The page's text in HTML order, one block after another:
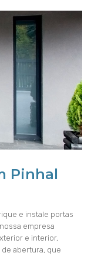
Pinhal
e instale portas
empresa
e interior,
abertura, que